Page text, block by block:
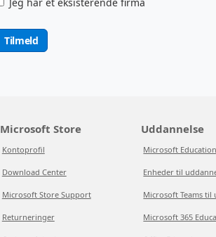
Tilmeld
Microsoft Store
Kontoprofil
Download Center
Microsoft Store Support
Returneringer
Uddannelse
Microsoft Education
Enheder til
Microsoft Teams til
Microsoft 365